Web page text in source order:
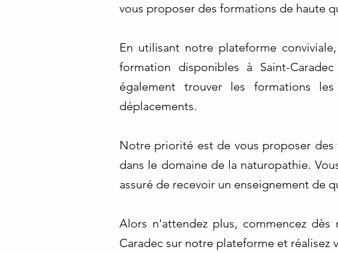
vous proposer des formations de haute
En utilisant notre plateforme
formation disponibles à Saint-
également trouver les formations
déplacements.
Notre priorité est de vous proposer des
dans le domaine de la naturopathie.
assuré de recevoir un enseignement de
Alors n'attendez plus, commencez
Caradec sur notre plateforme et